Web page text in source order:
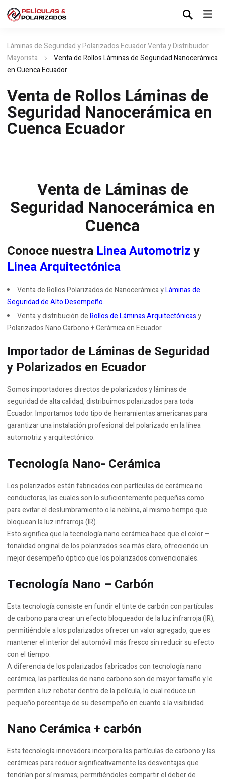
Láminas de Seguridad y Polarizados Ecuador Venta y Distribuidor
Mayorista
Venta de Rollos Láminas de Seguridad Nanocerámica
en Cuenca Ecuador
Venta de Rollos Láminas de
Seguridad Nanocerámica en
Cuenca Ecuador
Venta de Láminas de
Seguridad Nanocerámica en
Cuenca
Conoce nuestra Linea Automotrizy
Linea Arquitectónica
Venta de Rollos Polarizados de Nanocerámica yLáminas de
Seguridad de Alto Desempeño.
Venta y distribución deRollos de Láminas Arquitectónicasy
Polarizados Nano Carbono + Cerámica en Ecuador
Importador de Láminas de Seguridad
y Polarizados en Ecuador
Somos importadores directos de polarizados y láminas de
seguridad de alta calidad, distribuimos polarizados para toda
Ecuador. Importamos todo tipo de herramientas americanas para
garantizar una instalación profesional del polarizado en la línea
automotriz y arquitectónico.
Tecnología Nano- Cerámica
Los polarizados están fabricados con partículas de cerámica no
conductoras, las cuales son lo suficientemente pequeñas como
para evitar el deslumbramiento o la neblina, al mismo tiempo que
bloquean la luz infrarroja (IR).
Esto significa que la tecnología nano cerámica hace que el color –
tonalidad original de los polarizados sea más claro, ofreciendo un
mejor desempeño óptico que los polarizados convencionales.
Tecnología Nano – Carbón
Esta tecnología consiste en fundir el tinte de carbón con partículas
de carbono para crear un efecto bloqueador de la luz infrarroja (IR),
permitiéndole a los polarizados ofrecer un valor agregado, que es
mantener el interior del automóvil más fresco sin reducir su efecto
con el tiempo.
A diferencia de los polarizados fabricados con tecnología nano
cerámica, las partículas de nano carbono son de mayor tamaño y le
permiten a luz rebotar dentro de la película, lo cual reduce un
pequeño porcentaje de su desempeño en cuanto a la visibilidad.
Nano Cerámica + carbón
Esta tecnología innovadora incorpora las partículas de carbono y las
cerámicas para reducir significativamente las desventajas que
tendrían por sí mismas; permitiéndoles compartir el deber de